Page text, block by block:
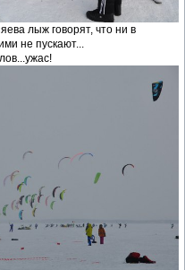
лыж говорят, что ни в
не пускают...